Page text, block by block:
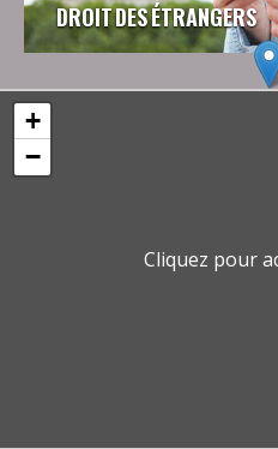
DROIT DES ÉTRANGERS
Cliquez pour
+
−